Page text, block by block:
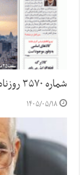
شماره ۳۵۷۰ روزنامه کسب و کار
۱۴۰۵/۰۵/۱۸